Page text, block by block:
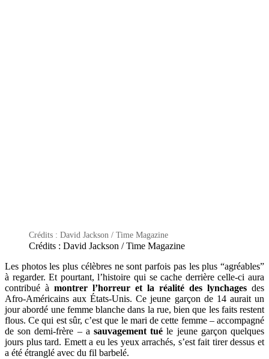
Crédits : David Jackson / Time Magazine
Crédits : David Jackson / Time Magazine
Les photos les plus célèbres ne sont parfois pas les plus “agréables”
à regarder. Et pourtant, l’histoire qui se cache derrière celle-ci aura
contribué à montrer l’horreur et la réalité des lynchages des
Afro-Américains aux États-Unis. Ce jeune garçon de 14 aurait un
jour abordé une femme blanche dans la rue, bien que les faits restent
flous. Ce qui est sûr, c’est que le mari de cette femme – accompagné
de son demi-frère – a sauvagement tué le jeune garçon quelques
jours plus tard. Emett a eu les yeux arrachés, s’est fait tirer dessus et
a été étranglé avec du fil barbelé.